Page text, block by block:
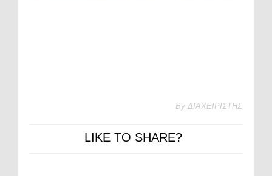
By ΔΙΑΧΕΙΡΙΣΤΗΣ
LIKE TO SHARE?